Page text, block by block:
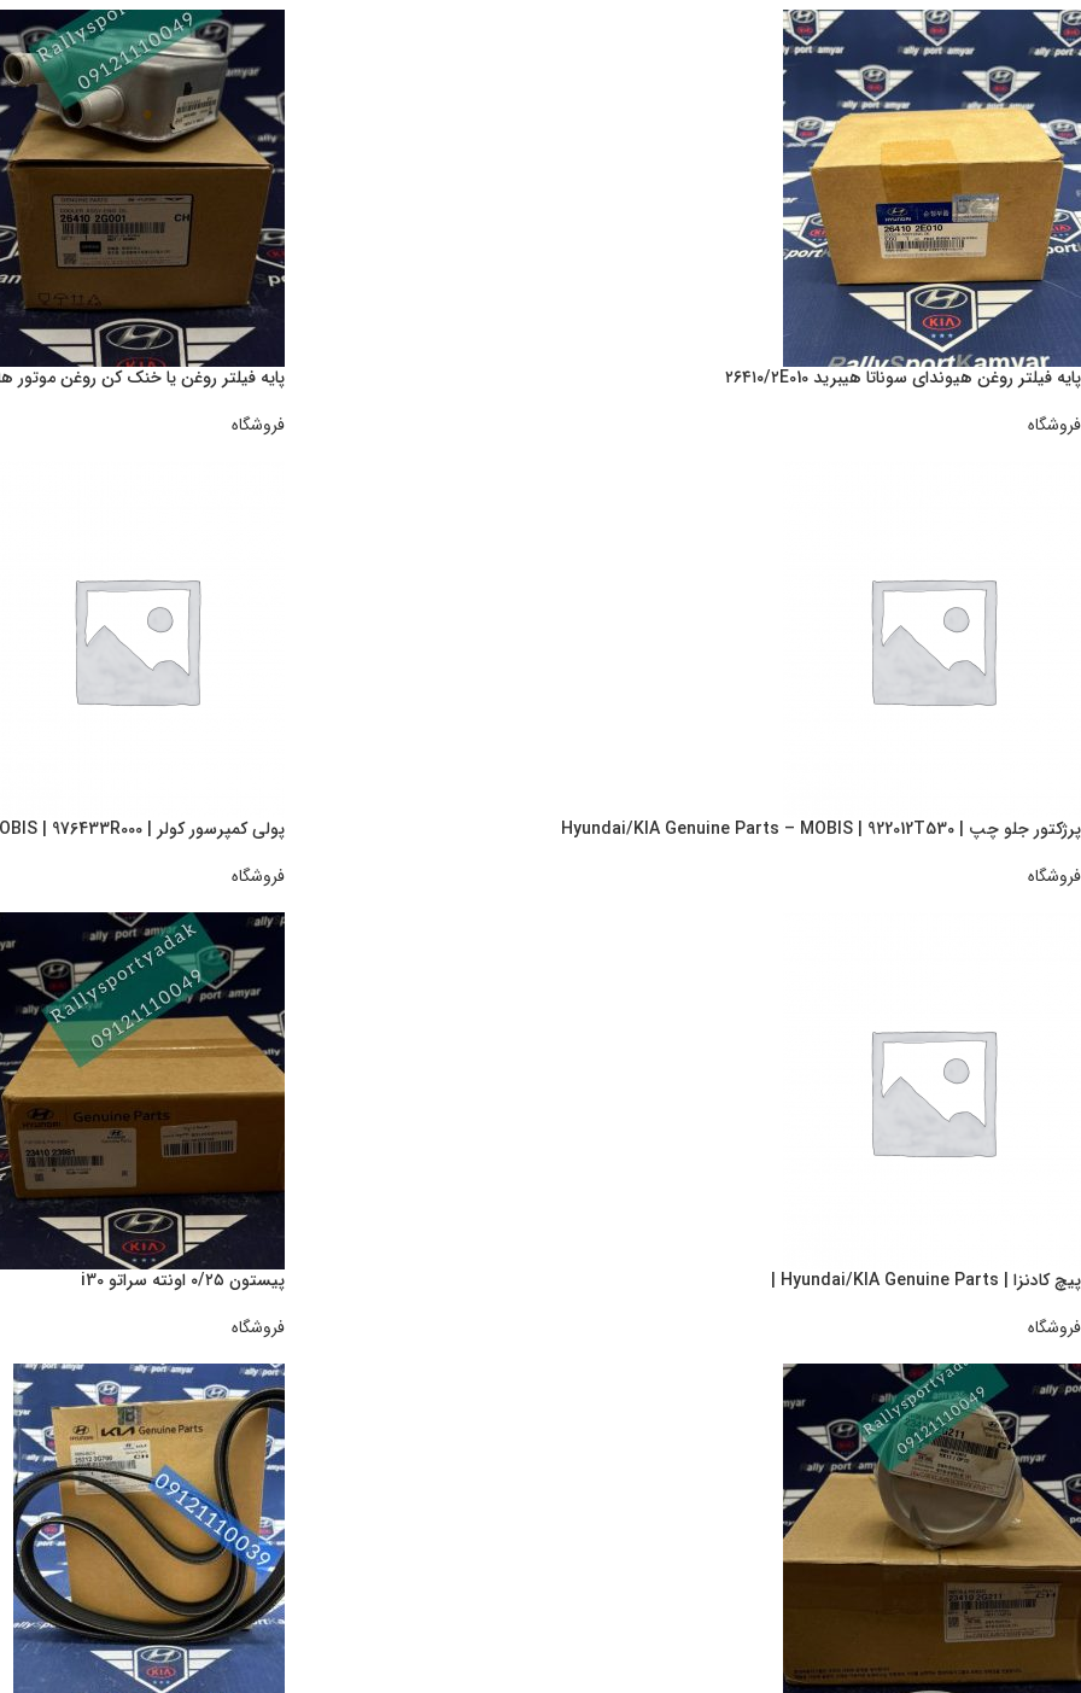
پایه فیلتر روغن هیوندای سوناتا هیبرید ۲۶۴۱۰/۲E010
فروشگاه
پایه فیلتر روغن یا خنک کن روغن موتور های ۴
فروشگاه
پرژکتور جلو چپ | Hyundai/KIA Genuine Parts – MOBIS | 922012T530
فروشگاه
پولی کمپرسور کولر | Hyundai/KIA Genuine Parts – MOBIS | 976433R000
فروشگاه
پیچ کادنزا | Hyundai/KIA Genuine Parts |
فروشگاه
پیستون ۰/۲۵ اونته سراتو i30
فروشگاه